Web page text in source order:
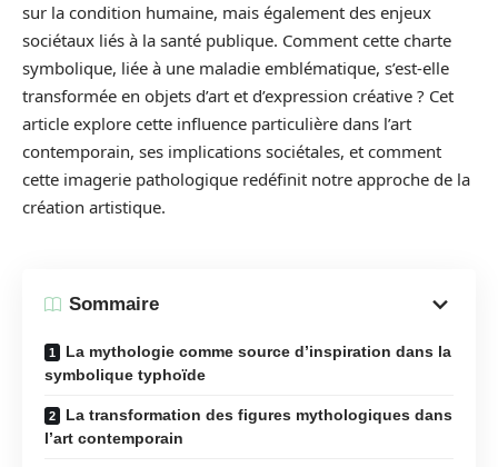
sur la condition humaine, mais également des enjeux
sociétaux liés à la santé publique. Comment cette charte
symbolique, liée à une maladie emblématique, s’est-elle
transformée en objets d’art et d’expression créative ? Cet
article explore cette influence particulière dans l’art
contemporain, ses implications sociétales, et comment
cette imagerie pathologique redéfinit notre approche de la
création artistique.
Sommaire
La mythologie comme source d’inspiration dans la
symbolique typhoïde
La transformation des figures mythologiques dans
l’art contemporain